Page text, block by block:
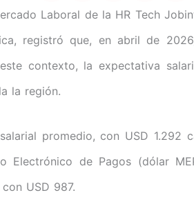
Laboral de la HR Tech
registró que, en abril de
contexto, la expectativa
la región.
promedio, con USD 1.292
Electrónico de Pagos (dólar
USD 987.